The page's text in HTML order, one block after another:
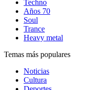
Techno
Años 70
Soul
Trance
Heavy metal
Temas más populares
Noticias
Cultura